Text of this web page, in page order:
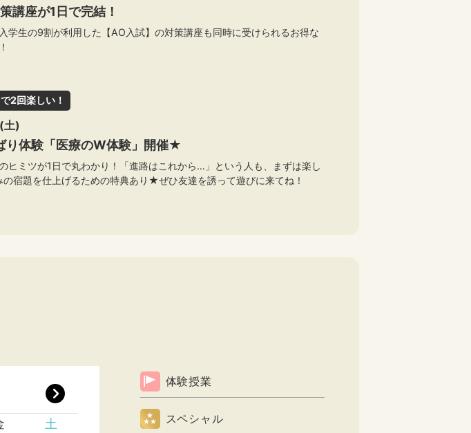
講座が1日で完結！
学生の9割が利用した【AO入試】の対策講座も同時に受けられるお得な
2回楽しい！
(土)
り体験「医療のW体験」開催★
ヒミツが1日で丸わかり！「進路はこれから…」という人も、まずは楽し
宿題を仕上げるための特典あり★ぜひ友達を誘って遊びに来てね！
土
体験授業
スペシャル